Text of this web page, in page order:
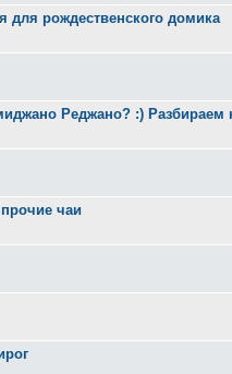
для рождественского домика
Реджано? :) Разбираем
чаи